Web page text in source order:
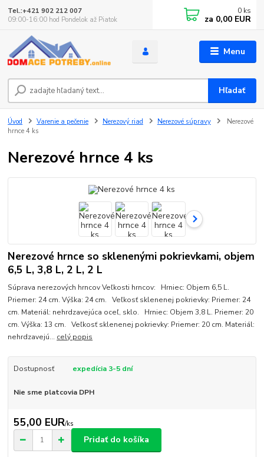
Menu
Hľadať
Tel.:+421 902 212 007
09:00-16:00 hod Pondelok až Piatok
0 ks
za 0,00 EUR
Úvod Varenie a pečenie Nerezový riad Nerezové súpravy
Nerezové
hrnce 4 ks
Nerezové hrnce 4 ks
Nerezové hrnce so sklenenými pokrievkami, objem
6,5 L, 3,8 L, 2 L, 2 L
Súprava nerezových hrncov Veľkosti hrncov: Hrniec: Objem 6,5 L.
Priemer: 24 cm. Výška: 24 cm. Veľkosť sklenenej pokrievky: Priemer: 24
cm. Materiál: nehrdzavejúca oceľ, sklo. Hrniec: Objem 3,8 L. Priemer: 20
cm. Výška: 13 cm. Veľkosť sklenenej pokrievky: Priemer: 20 cm. Materiál:
nehrdzavejú... celý popis
Dostupnosť expedícia 3-5 dní
Nie sme platcovia DPH
55,00 EUR/ks
Pridať do košíka